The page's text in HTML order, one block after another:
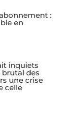
:
en
inquiets
brutal des
une crise
celle